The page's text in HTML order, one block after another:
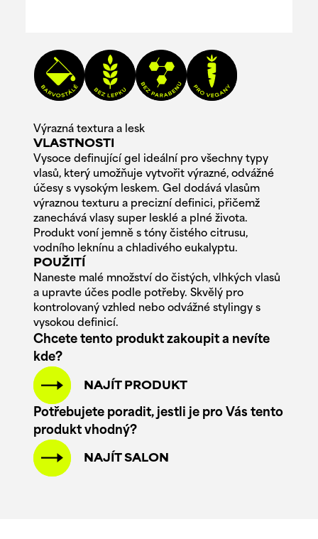
Výrazná textura a lesk
VLASTNOSTI
Vysoce definující gel ideální pro všechny typy
vlasů, který umožňuje vytvořit výrazné, odvážné
účesy s vysokým leskem. Gel dodává vlasům
výraznou texturu a precizní definici, přičemž
zanechává vlasy super lesklé a plné života.
Produkt voní jemně s tóny čistého citrusu,
vodního leknínu a chladivého eukalyptu.
POUŽITÍ
Naneste malé množství do čistých, vlhkých vlasů
a upravte účes podle potřeby. Skvělý pro
kontrolovaný vzhled nebo odvážné stylingy s
vysokou definicí.
Chcete tento produkt zakoupit a nevíte
kde?
NAJÍT PRODUKT
Potřebujete poradit, jestli je pro Vás tento
produkt vhodný?
NAJÍT SALON